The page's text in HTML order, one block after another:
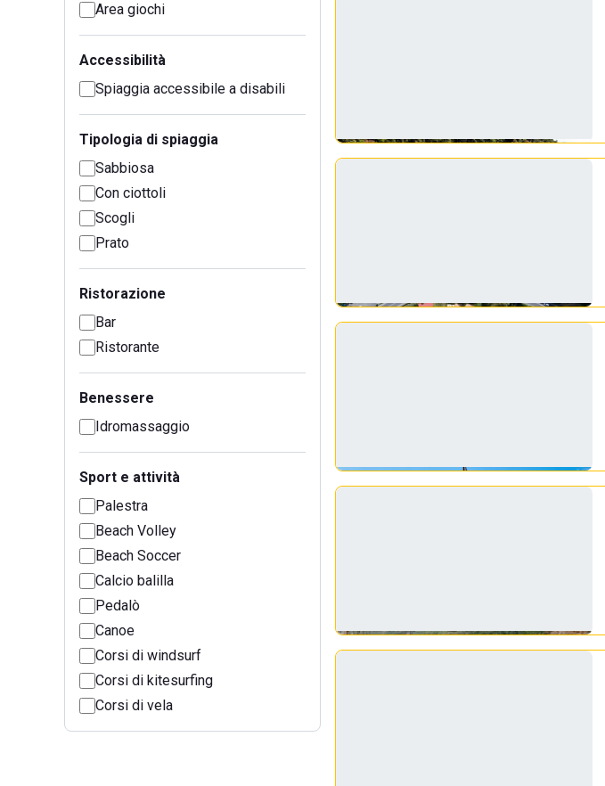
Area giochi
Accessibilità
Spiaggia accessibile a disabili
Tipologia di spiaggia
Sabbiosa
Con ciottoli
Scogli
Prato
Ristorazione
Bar
Ristorante
Benessere
Idromassaggio
Sport e attività
Palestra
Beach Volley
Beach Soccer
Calcio balilla
Pedalò
Canoe
Corsi di windsurf
Corsi di kitesurfing
Corsi di vela